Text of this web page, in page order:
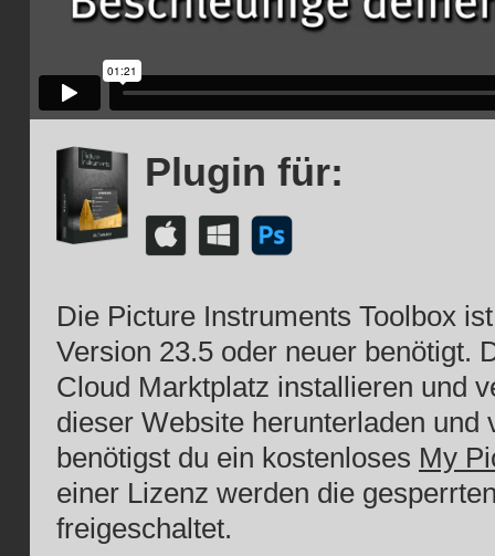
Plugin für:
Die Picture Instruments Toolbox
Version 23.5 oder neuer benötigt.
Cloud Marktplatz installieren und
dieser Website herunterladen
benötigst du ein kostenloses My
einer Lizenz werden die
freigeschaltet.